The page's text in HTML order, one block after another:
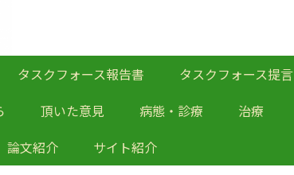
タスクフォース報告書 タスクフォース提言
頂いた意見 病態・診療 治療
論文紹介 サイト紹介